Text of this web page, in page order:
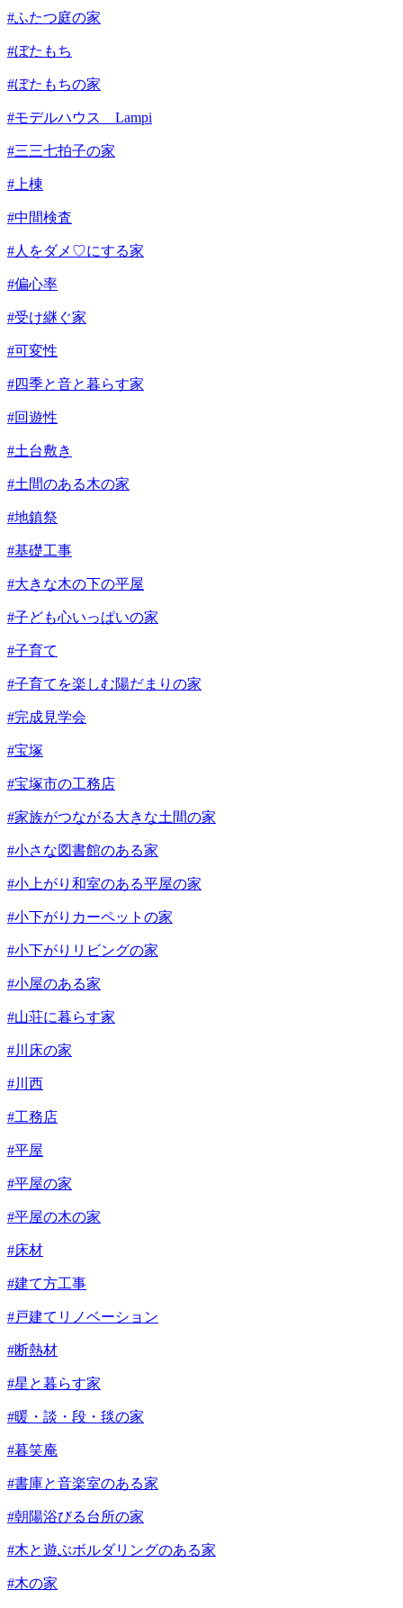
#ふたつ庭の家
#ぼたもち
#ぼたもちの家
#モデルハウス Lampi
#三三七拍子の家
#上棟
#中間検査
#人をダメ♡にする家
#偏心率
#受け継ぐ家
#可変性
#四季と音と暮らす家
#回遊性
#土台敷き
#土間のある木の家
#地鎮祭
#基礎工事
#大きな木の下の平屋
#子ども心いっぱいの家
#子育て
#子育てを楽しむ陽だまりの家
#完成見学会
#宝塚
#宝塚市の工務店
#家族がつながる大きな土間の家
#小さな図書館のある家
#小上がり和室のある平屋の家
#小下がりカーペットの家
#小下がりリビングの家
#小屋のある家
#山荘に暮らす家
#川床の家
#川西
#工務店
#平屋
#平屋の家
#平屋の木の家
#床材
#建て方工事
#戸建てリノベーション
#断熱材
#星と暮らす家
#暖・談・段・毯の家
#暮笑庵
#書庫と音楽室のある家
#朝陽浴びる台所の家
#木と遊ぶボルダリングのある家
#木の家